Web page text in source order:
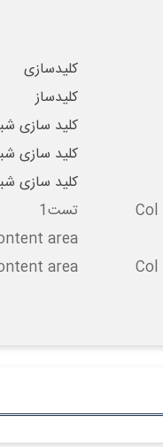
کلیدسازی
کلیدساز
کلید سازی
کلید سازی
کلید سازی
تست1
area
area